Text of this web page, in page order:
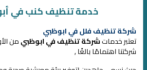
خدمة تنظيف كنب في
شركة تنظيف فلل في ابوظبي
تعتبر خدماتشركة تنظيف في ابوظبيمن
شركتنا اهتمامًا بالغًا ,